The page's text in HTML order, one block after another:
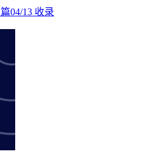
篇04/13 收录